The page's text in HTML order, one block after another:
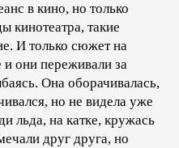
в кино, но только
кинотеатра, такие
И только сюжет на
и они переживали за
Она оборачивалась,
но не видела уже
льда, на катке, кружась
друг друга, но